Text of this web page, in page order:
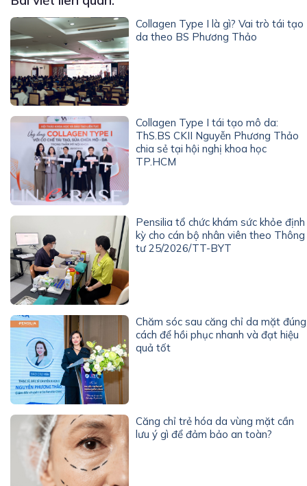
Collagen Type I là gì? Vai trò tái tạo
da theo BS Phương Thảo
Collagen Type I tái tạo mô da:
ThS.BS CKII Nguyễn Phương Thảo
chia sẻ tại hội nghị khoa học
TP.HCM
Pensilia tổ chức khám sức khỏe định
kỳ cho cán bộ nhân viên theo Thông
tư 25/2026/TT-BYT
Chăm sóc sau căng chỉ da mặt đúng
cách để hồi phục nhanh và đạt hiệu
quả tốt
Căng chỉ trẻ hóa da vùng mặt cần
lưu ý gì để đảm bảo an toàn?